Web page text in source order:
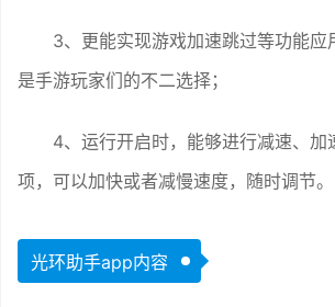
3、更能实现游戏加速跳过等功能应
是手游玩家们的不二选择；
4、运行开启时，能够进行减速、加
项，可以加快或者减慢速度，随时调节。
光环助手app内容